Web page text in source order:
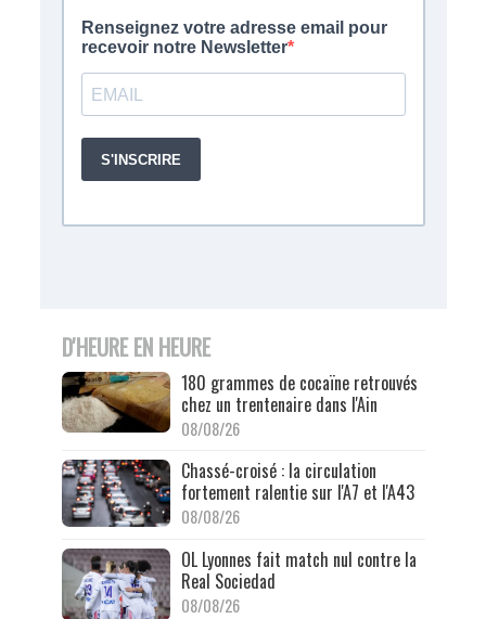
D'HEURE EN HEURE
180 grammes de cocaïne retrouvés
chez un trentenaire dans l'Ain
08/08/26
Chassé-croisé : la circulation
fortement ralentie sur l'A7 et l'A43
08/08/26
OL Lyonnes fait match nul contre la
Real Sociedad
08/08/26